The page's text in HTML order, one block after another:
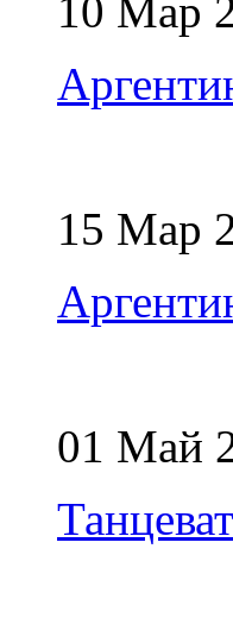
10 Мар
15 Мар
01 Май